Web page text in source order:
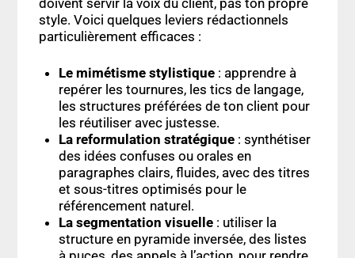
style. Voici quelques leviers rédactionnels
particulièrement efficaces :
Le mimétisme stylistique: apprendre à
repérer les tournures, les tics de langage,
les structures préférées de ton client pour
les réutiliser avec justesse.
La reformulation stratégique: synthétiser
des idées confuses ou orales en
paragraphes clairs, fluides, avec des titres
et sous-titres optimisés pour le
référencement naturel.
La segmentation visuelle: utiliser la
structure en pyramide inversée, des listes